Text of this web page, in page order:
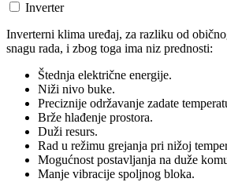
Inverter
Inverterni klima uređaj, za razliku od
snagu rada, i zbog toga ima niz prednosti:
Štednja električne energije.
Niži nivo buke.
Preciznije održavanje zadate
Brže hlađenje prostora.
Duži resurs.
Rad u režimu grejanja pri nižoj
Mogućnost postavljanja na duže
Manje vibracije spoljnog bloka.